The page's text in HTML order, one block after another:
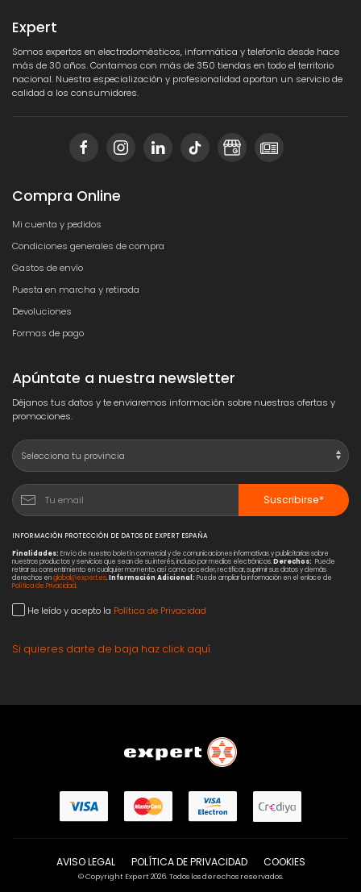
Expert
Somos expertos en electrodomésticos, informática y telefonía desde hace
más de 30 años. Contamos con más de 350 tiendas en todo el territorio
nacional. Nuestra especialización y profesionalidad aportan un servicio de
calidad a los consumidores.
Compra Online
Mi cuenta y pedidos
Condiciones generales de compra
Gastos de envío
Puesta en marcha y retirada
Devoluciones
Formas de pago
Apúntate a nuestra newsletter
Déjanos tus datos y te enviaremos información sobre nuestras ofertas y
promociones.
Suscribirse*
INFORMACIÓN PROTECCIÓN DE DATOS DE EXPERT ESPAÑA
Finalidades: Envío de nuestro boletín comercial y de comunicaciones informativas y publicitarias sobre
nuestros productos y servicios que sean de su interés, incluso por medios electrónicos.Derechos: Puede
retirar su consentimiento en cualquier momento, así como acceder, rectificar, suprimir sus datos y demás
derechos englobal@expert.es.Información Adicional: Puede ampliar la información en el enlace de
Política de Privacidad.
He leído y acepto la Política de Privacidad
Si quieres darte de baja haz click aquí
AVISO LEGAL POLÍTICA DE PRIVACIDAD COOKIES
© Copyright Expert 2026. Todos los derechos reservados.